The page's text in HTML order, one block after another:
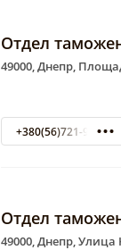
Отдел
49000, Днепр,
+380(56)721-90-52
Отдел
49000, Днепр,